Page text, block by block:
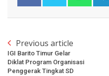
Previous article
IGI Barito Timur Gelar
Diklat Program Organisasi
Penggerak Tingkat SD